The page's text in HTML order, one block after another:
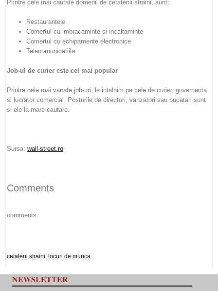
Printre cele mai cautate domenii de cetatenii straini, sunt:
Restaurantele
Comertul cu imbracaminte si incaltaminte
Comertul cu echipamente electronice
Telecomunicatiile
Job-ul de curier este cel mai popular
Printre cele mai vanate job-uri, le intalnim pe cele de curier, guvernanta
si lucrator comercial. Posturile de directori, vanzatori sau bucatari sunt
si ele la mare cautare.
Sursa: wall-street.ro
Comments
comments
cetateni straini, locuri de munca
NEWSLETTER